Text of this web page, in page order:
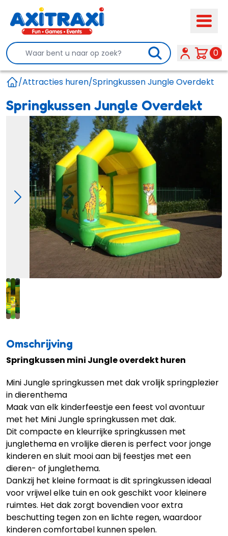
Search 0
/Attracties huren/Springkussen Jungle Overdekt
Springkussen Jungle Overdekt
Omschrijving
Springkussen mini Jungle overdekt huren
Mini Jungle springkussen met dak vrolijk springplezier
in dierenthema
Maak van elk kinderfeestje een feest vol avontuur
met het Mini Jungle springkussen met dak.
Dit compacte en kleurrijke springkussen met
junglethema en vrolijke dieren is perfect voor jonge
kinderen en sluit mooi aan bij feestjes met een
dieren- of junglethema.
Dankzij het kleine formaat is dit springkussen ideaal
voor vrijwel elke tuin en ook geschikt voor kleinere
ruimtes. Het dak zorgt bovendien voor extra
beschutting tegen zon en lichte regen, waardoor
kinderen comfortabel kunnen spelen.